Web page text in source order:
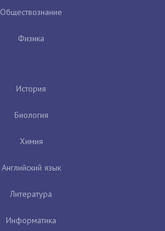
Обществознание
Физика
История
Биология
Химия
Английский язык
Литература
Информатика